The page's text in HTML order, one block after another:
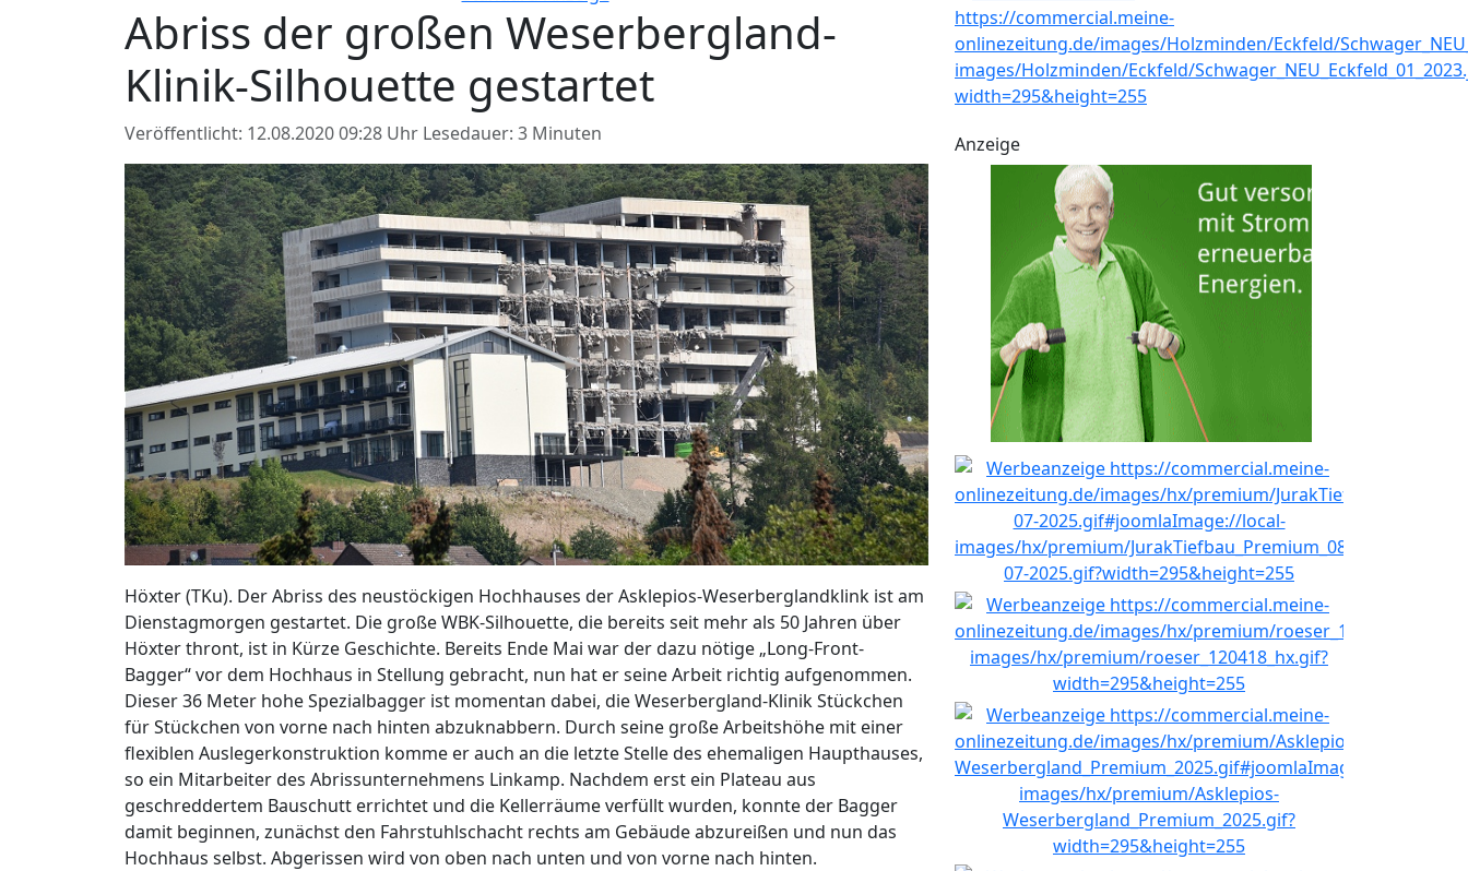
Abriss der großen Weserbergland-
Klinik-Silhouette gestartet
Veröffentlicht: 12.08.2020 09:28 Uhr Lesedauer: 3 Minuten
Höxter (TKu). Der Abriss des neustöckigen Hochhauses der Asklepios-Weserberglandklink ist am
Dienstagmorgen gestartet. Die große WBK-Silhouette, die bereits seit mehr als 50 Jahren über
Höxter thront, ist in Kürze Geschichte. Bereits Ende Mai war der dazu nötige „Long-Front-
Bagger“ vor dem Hochhaus in Stellung gebracht, nun hat er seine Arbeit richtig aufgenommen.
Dieser 36 Meter hohe Spezialbagger ist momentan dabei, die Weserbergland-Klinik Stückchen
für Stückchen von vorne nach hinten abzuknabbern. Durch seine große Arbeitshöhe mit einer
flexiblen Auslegerkonstruktion komme er auch an die letzte Stelle des ehemaligen Haupthauses,
so ein Mitarbeiter des Abrissunternehmens Linkamp. Nachdem erst ein Plateau aus
geschreddertem Bauschutt errichtet und die Kellerräume verfüllt wurden, konnte der Bagger
damit beginnen, zunächst den Fahrstuhlschacht rechts am Gebäude abzureißen und nun das
Hochhaus selbst. Abgerissen wird von oben nach unten und von vorne nach hinten.
Anzeige